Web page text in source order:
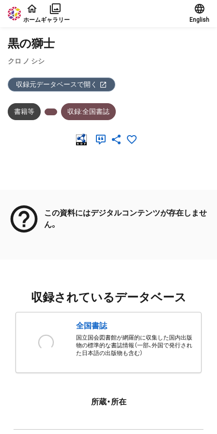
本文に飛ぶ
ホームギャラリー English
黒の獅士
クロ ノ シシ
収録元データベースで開く
書籍等 収録:全国書誌
この資料にはデジタルコンテンツが存在しませ
ん。
収録されているデータベース
全国書誌
国立国会図書館が網羅的に収集した国内出版
物の標準的な書誌情報（一部、外国で発行され
た日本語の出版物も含む）
所蔵・所在